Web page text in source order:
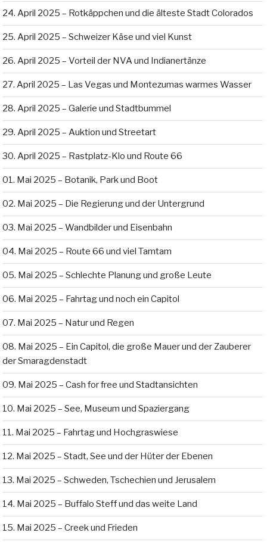
24. April 2025 – Rotkäppchen und die älteste Stadt Colorados
25. April 2025 – Schweizer Käse und viel Kunst
26. April 2025 – Vorteil der NVA und Indianertänze
27. April 2025 – Las Vegas und Montezumas warmes Wasser
28. April 2025 – Galerie und Stadtbummel
29. April 2025 – Auktion und Streetart
30. April 2025 – Rastplatz-Klo und Route 66
01. Mai 2025 – Botanik, Park und Boot
02. Mai 2025 – Die Regierung und der Untergrund
03. Mai 2025 – Wandbilder und Eisenbahn
04. Mai 2025 – Route 66 und viel Tamtam
05. Mai 2025 – Schlechte Planung und große Leute
06. Mai 2025 – Fahrtag und noch ein Capitol
07. Mai 2025 – Natur und Regen
08. Mai 2025 – Ein Capitol, die große Mauer und der Zauberer
der Smaragdenstadt
09. Mai 2025 – Cash for free und Stadtansichten
10. Mai 2025 – See, Museum und Spaziergang
11. Mai 2025 – Fahrtag und Hochgraswiese
12. Mai 2025 – Stadt, See und der Hüter der Ebenen
13. Mai 2025 – Schweden, Tschechien und Jerusalem
14. Mai 2025 – Buffalo Steff und das weite Land
15. Mai 2025 – Creek und Frieden